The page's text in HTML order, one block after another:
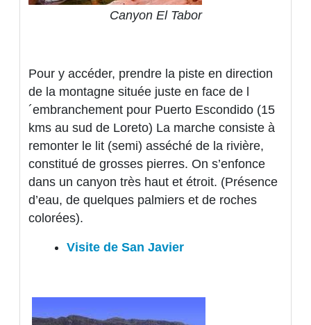
Canyon El Tabor
Pour y accéder, prendre la piste en direction
de la montagne située juste en face de l
´embranchement pour Puerto Escondido (15
kms au sud de Loreto) La marche consiste à
remonter le lit (semi) asséché de la rivière,
constitué de grosses pierres. On s’enfonce
dans un canyon très haut et étroit. (Présence
d’eau, de quelques palmiers et de roches
colorées).
Visite de San Javier